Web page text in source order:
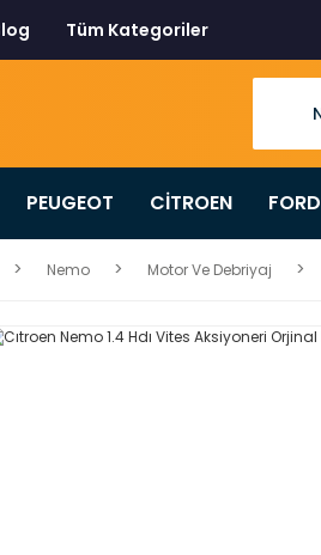
Tüm Kategoriler
PEUGEOT CİTROEN FORD
Nemo Motor Ve Debriyaj